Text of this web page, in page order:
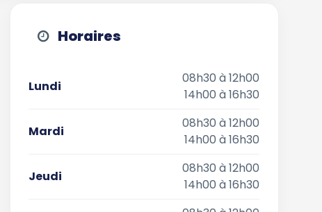
Horaires
Lundi
08h30 à 12h00
14h00 à 16h30
Mardi
08h30 à 12h00
14h00 à 16h30
Jeudi
08h30 à 12h00
14h00 à 16h30